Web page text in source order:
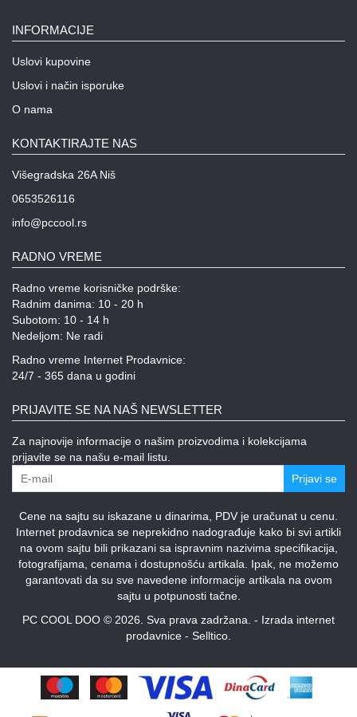
INFORMACIJE
Uslovi kupovine
Uslovi i način isporuke
O nama
KONTAKTIRAJTE NAS
Višegradska 26A Niš
0653526116
info@pccool.rs
RADNO VREME
Radno vreme korisničke podrške:
Radnim danima: 10 - 20 h
Subotom: 10 - 14 h
Nedeljom: Ne radi
Radno vreme Internet Prodavnice:
24/7 - 365 dana u godini
PRIJAVITE SE NA NAŠ NEWSLETTER
Za najnovije informacije o našim proizvodima i kolekcijama
prijavite se na našu e-mail listu.
Prijavi se
Cene na sajtu su iskazane u dinarima, PDV je uračunat u cenu.
Internet prodavnica se neprekidno nadograđuje kako bi svi artikli
na ovom sajtu bili prikazani sa ispravnim nazivima specifikacija,
fotografijama, cenama i dostupnošću artikala. Ipak, ne možemo
garantovati da su sve navedene informacije artikala na ovom
sajtu u potpunosti tačne.
PC COOL DOO © 2026. Sva prava zadržana. - Izrada internet
prodavnice - Selltico.